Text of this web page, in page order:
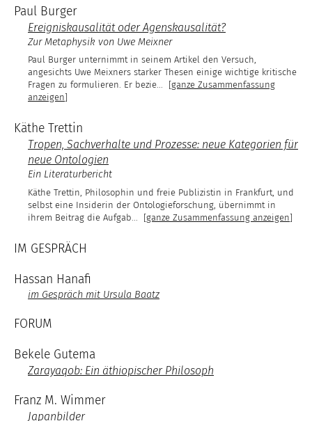
Paul Burger
Ereigniskausalität oder Agenskausalität?
Zur Metaphysik von Uwe Meixner
Paul Burger unternimmt in seinem Artikel den Versuch,
angesichts Uwe Meixners starker Thesen einige wichtige kritische
Fragen zu formulieren. Er bezie...
[ganze Zusammenfassung
anzeigen]
Käthe Trettin
Tropen, Sachverhalte und Prozesse: neue Kategorien für
neue Ontologien
Ein Literaturbericht
Käthe Trettin, Philosophin und freie Publizistin in Frankfurt, und
selbst eine Insiderin der Ontologieforschung, übernimmt in
ihrem Beitrag die Aufgab
[ganze Zusammenfassung anzeigen]
IM GESPRÄCH
Hassan Hanafi
im Gespräch mit Ursula Baatz
FORUM
Bekele Gutema
Zarayaqob: Ein äthiopischer Philosoph
Franz M. Wimmer
Japanbilder